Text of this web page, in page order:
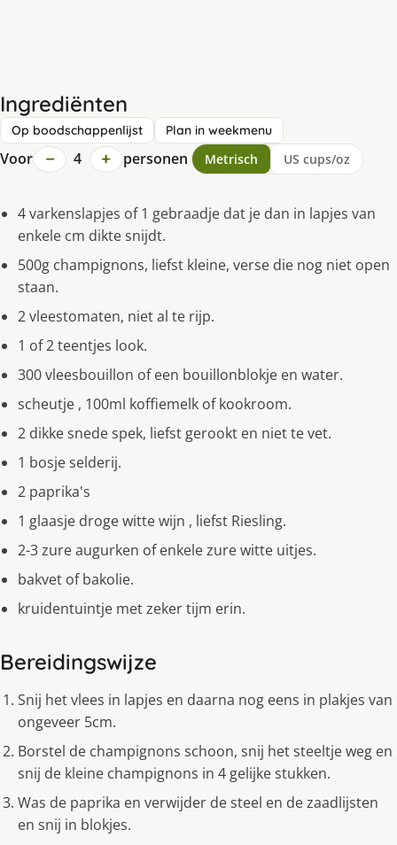
Ingrediënten
Op boodschappenlijst Plan in weekmenu
Voor − 4 + personen Metrisch US cups/oz
4 varkenslapjes of 1 gebraadje dat je dan in lapjes van
enkele cm dikte snijdt.
500g champignons, liefst kleine, verse die nog niet open
staan.
2 vleestomaten, niet al te rijp.
1 of 2 teentjes look.
300 vleesbouillon of een bouillonblokje en water.
scheutje , 100ml koffiemelk of kookroom.
2 dikke snede spek, liefst gerookt en niet te vet.
1 bosje selderij.
2 paprika's
1 glaasje droge witte wijn , liefst Riesling.
2-3 zure augurken of enkele zure witte uitjes.
bakvet of bakolie.
kruidentuintje met zeker tijm erin.
Bereidingswijze
Snij het vlees in lapjes en daarna nog eens in plakjes van
ongeveer 5cm.
Borstel de champignons schoon, snij het steeltje weg en
snij de kleine champignons in 4 gelijke stukken.
Was de paprika en verwijder de steel en de zaadlijsten
en snij in blokjes.